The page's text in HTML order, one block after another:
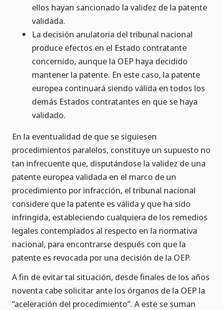
ellos hayan sancionado la validez de la patente
validada.
La decisión anulatoria del tribunal nacional
produce efectos en el Estado contratante
concernido, aunque la OEP haya decidido
mantener la patente. En este caso, la patente
europea continuará siendo válida en todos los
demás Estados contratantes en que se haya
validado.
En la eventualidad de que se siguiesen
procedimientos paralelos, constituye un supuesto no
tan infrecuente que, disputándose la validez de una
patente europea validada en el marco de un
procedimiento por infracción, el tribunal nacional
considere que la patente es válida y que ha sido
infringida, estableciendo cualquiera de los remedios
legales contemplados al respecto en la normativa
nacional, para encontrarse después con que la
patente es revocada por una decisión de la OEP.
A fin de evitar tal situación, desde finales de los años
noventa cabe solicitar ante los órganos de la OEP la
“aceleración del procedimiento”. A este se suman